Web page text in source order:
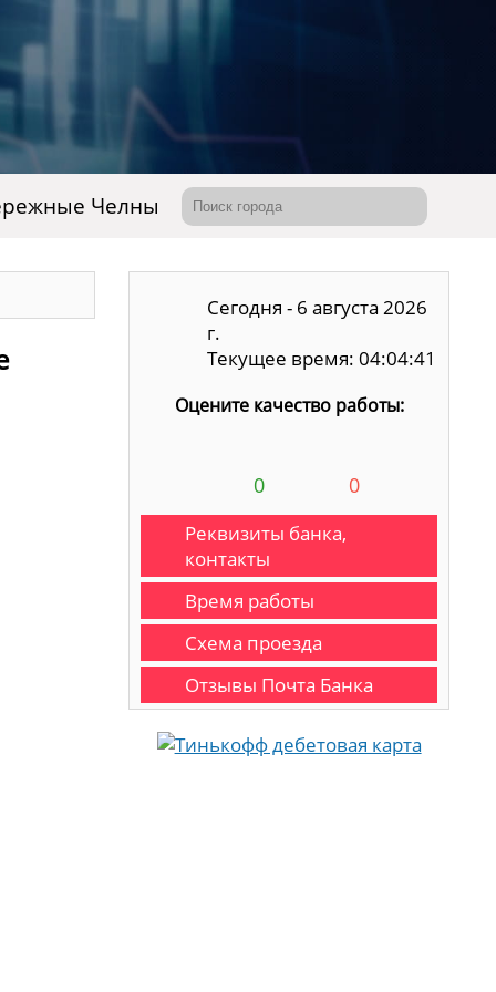
Челны
Сегодня - 6 августа 2026
г.
Текущее время: 04:04:42
Оцените качество работы:
0 0
Реквизиты банка,
контакты
Время работы
Схема проезда
Отзывы Почта Банка